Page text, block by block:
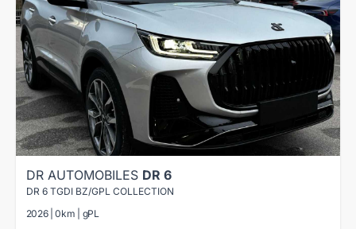
DR AUTOMOBILES DR 6
DR 6 TGDI BZ/GPL COLLECTION
2026 | 0km | gPL